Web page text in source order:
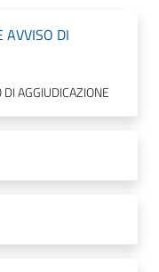
AVVISO DI
AGGIUDICAZIONE